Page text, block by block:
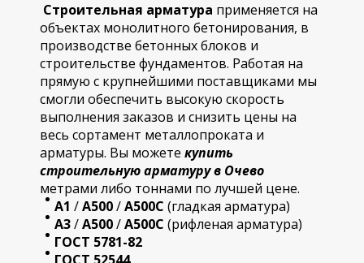
Строительная арматура применяется на
объектах монолитного бетонирования, в
производстве бетонных блоков и
строительстве фундаментов. Работая на
прямую с крупнейшими поставщиками мы
смогли обеспечить высокую скорость
выполнения заказов и снизить цены на
весь сортамент металлопроката и
арматуры. Вы можете купить
строительнуюарматуру в Очево
метрами либо тоннами по лучшей цене.
А1 /А500/А500С (гладкая арматура)
А3/А500/А500С (рифленая арматура)
ГОСТ 5781-82